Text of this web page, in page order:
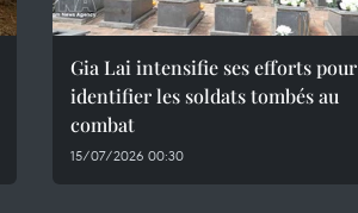
Gia Lai intensifie ses efforts pour
identifier les soldats tombés au
combat
15/07/2026 00:30